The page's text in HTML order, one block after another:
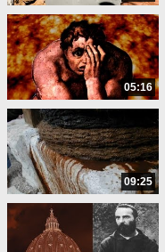
05:16
09:25